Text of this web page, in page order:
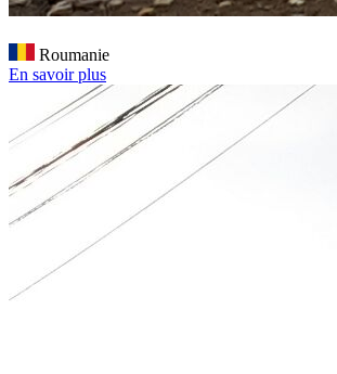
Roumanie
En savoir plus